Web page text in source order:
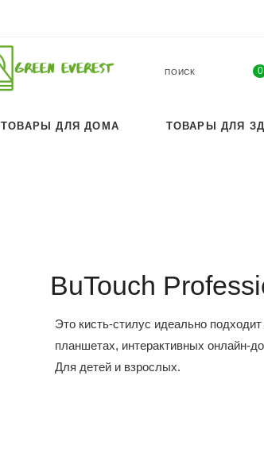
ПОИСК 0
ТОВАРЫ ДЛЯ ДОМА ТОВАРЫ ДЛЯ
BuTouch
Это кисть-стилус идеально
планшетах, интерактивных онлайн-
Для детей и взрослых.